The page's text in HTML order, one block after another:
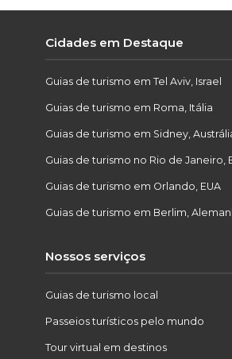
Cidades em Destaque
Guias de turismo em Tel Aviv, Israel
Guias de turismo em Roma, Itália
Guias de turismo em Sidney,
Guias de turismo no Rio de Janeiro,
Guias de turismo em Orlando, EUA
Guias de turismo em Berlim,
Nossos serviços
Guias de turismo local
Passeios turísticos pelo mundo
Tour virtual em destinos